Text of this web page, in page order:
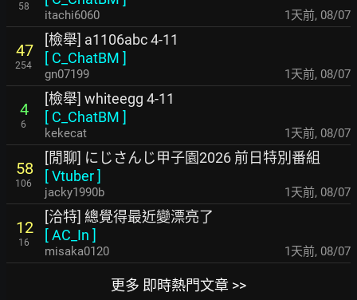
58
itachi6060 1天前, 08/07
47
254
[檢舉] a1106abc 4-11
[ C_ChatBM ]
gn07199 1天前, 08/07
4
6
[檢舉] whiteegg 4-11
[ C_ChatBM ]
kekecat 1天前, 08/07
58
106
[閒聊] にじさんじ甲子園2026 前日特別番組
[Vtuber]
jacky1990b 1天前, 08/07
12
16
[洽特] 總覺得最近變漂亮了
[AC_In ]
misaka0120 1天前, 08/07
更多 即時熱門文章 >>